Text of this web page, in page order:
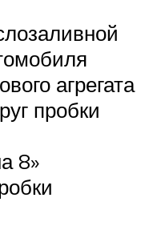
агрегата
пробки
8»